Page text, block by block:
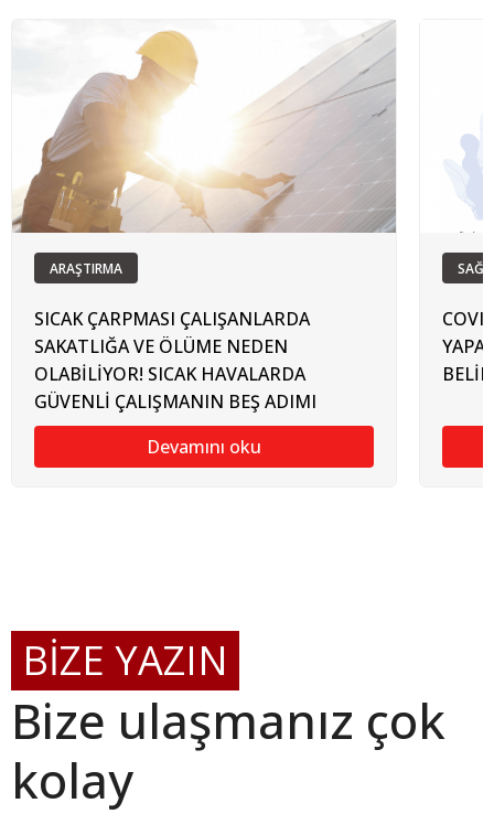
ARAŞTIRMA
SICAK ÇARPMASI ÇALIŞANLARDA
SAKATLIĞA VE ÖLÜME NEDEN
OLABİLİYOR! SICAK HAVALARDA
GÜVENLİ ÇALIŞMANIN BEŞ ADIMI
Devamını oku
BİZE YAZIN
Bize ulaşmanız çok
kolay